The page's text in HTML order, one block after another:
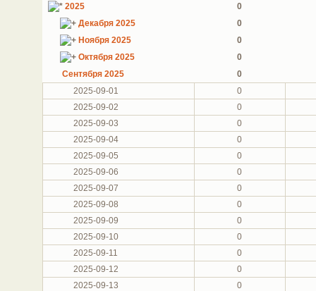
2025
0
Декабря 2025
0
Ноября 2025
0
Октября 2025
0
Сентября 2025
0
2025-09-01
0
2025-09-02
0
2025-09-03
0
2025-09-04
0
2025-09-05
0
2025-09-06
0
2025-09-07
0
2025-09-08
0
2025-09-09
0
2025-09-10
0
2025-09-11
0
2025-09-12
0
2025-09-13
0